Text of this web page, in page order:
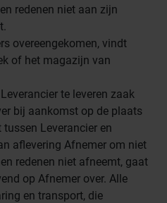
redenen niet aan zijn
overeengekomen, vindt
of het magazijn van
te leveren zaak
bij aankomst op de plaats
Leverancier en
aflevering Afnemer om niet
redenen niet afneemt, gaat
op Afnemer over. Alle
en transport, die